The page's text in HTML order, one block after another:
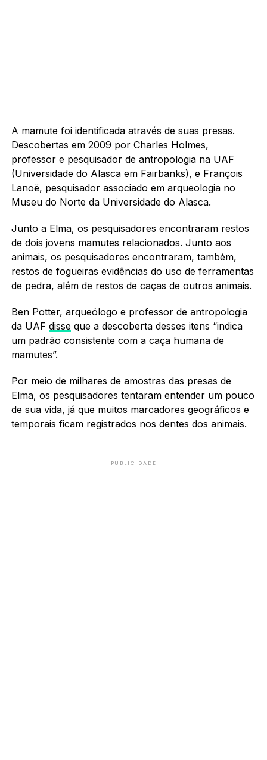
A mamute foi identificada através de suas presas.
Descobertas em 2009 por Charles Holmes,
professor e pesquisador de antropologia na UAF
(Universidade do Alasca em Fairbanks), e François
Lanoë, pesquisador associado em arqueologia no
Museu do Norte da Universidade do Alasca.
Junto a Elma, os pesquisadores encontraram restos
de dois jovens mamutes relacionados. Junto aos
animais, os pesquisadores encontraram, também,
restos de fogueiras evidências do uso de ferramentas
de pedra, além de restos de caças de outros animais.
Ben Potter, arqueólogo e professor de antropologia
da UAF disseque a descoberta desses itens “indica
um padrão consistente com a caça humana de
mamutes”.
Por meio de milhares de amostras das presas de
Elma, os pesquisadores tentaram entender um pouco
de sua vida, já que muitos marcadores geográficos e
temporais ficam registrados nos dentes dos animais.
PUBLICIDADE